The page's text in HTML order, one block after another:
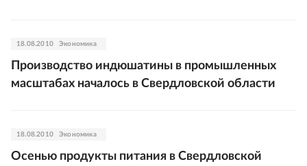
18.08.2010 Экономика
Производство индюшатины в промышленных
масштабах началось в Свердловской области
18.08.2010 Экономика
Осенью продукты питания в Свердловской